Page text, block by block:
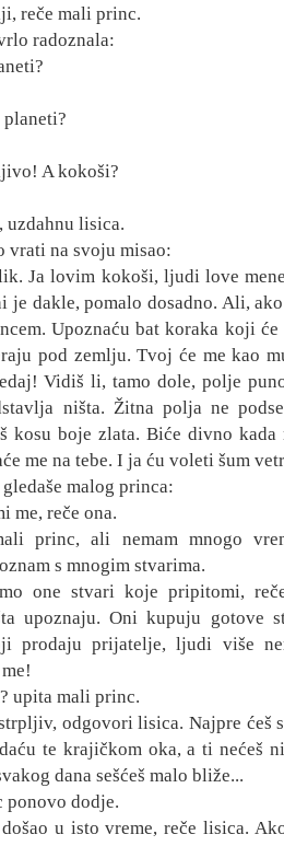
reče mali princ.
lo radoznala:
A kokoši?
uzdahnu lisica.
vrati na svoju misao:
Ja lovim kokoši,ljudi love
je dakle, pomalo dosadno. Ali, ako
Upoznaću bat koraka koji
pod zemlju. Tvoj će me kao
Vidiš li, tamo dole, polje pun
ništa. Žitna polja ne
kosu boje zlata. Biće divno
me na tebe. I ja ću voleti šum
malog princa:
me, reče ona.
princ, ali nemam mnogo v
s mnogim stvarima.
one stvari koje pripitomi,
upoznaju. Oni kupuju gotove
prodaju prijatelje, ljudi više
upita mali princ.
odgovori lisica. Najpre ćeš
te krajičkom oka, a ti nećeš
dana sešćeš malo bliže...
ponovo dodje.
u isto vreme, reče lisica.